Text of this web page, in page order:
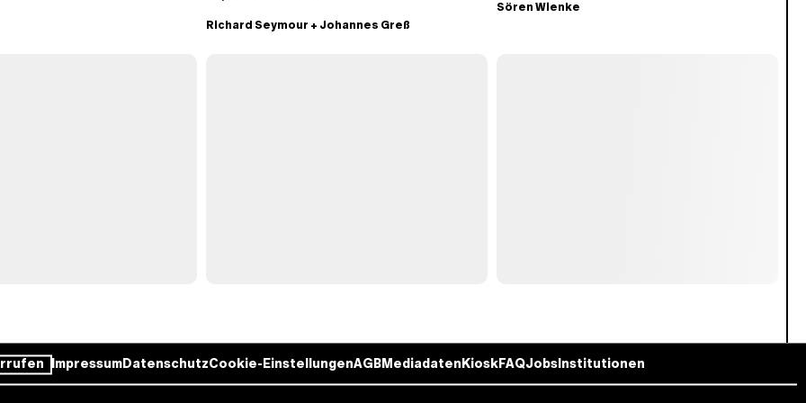
Richard Seymour + Johannes Greß
Sören Wienke
ImpressumDatenschutzCookie-EinstellungenAGBMediadatenKioskFAQJobsInstitutionen